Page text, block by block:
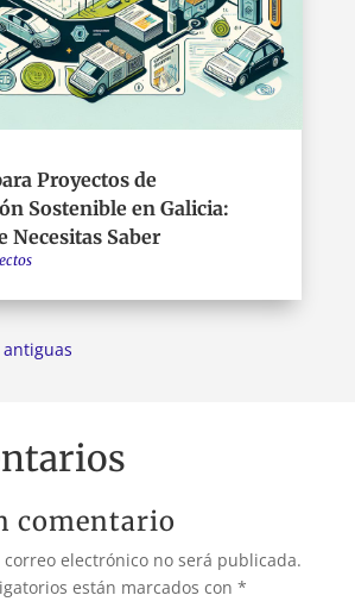
Proyectos de
Sostenible en Galicia:
Necesitas Saber
comentario
electrónico no será publicada.
están marcados con *